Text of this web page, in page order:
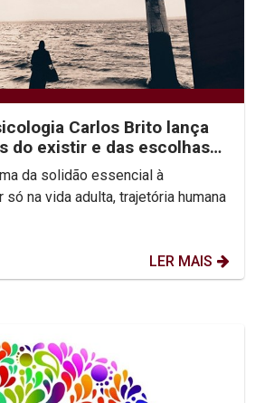
Carlos Brito lança
do existir e das escolhas
da solidão essencial à
na vida adulta, trajetória humana
LER MAIS